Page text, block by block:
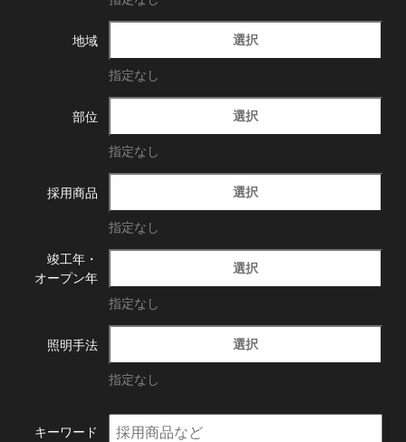
地域 選択
指定なし
部位 選択
指定なし
採用商品 選択
指定なし
竣工年・
オープン年
選択
指定なし
照明手法 選択
指定なし
キーワード